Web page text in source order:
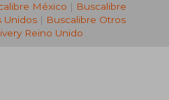
México | Buscalibre
Unidos| Buscalibre Otros
Reino Unido